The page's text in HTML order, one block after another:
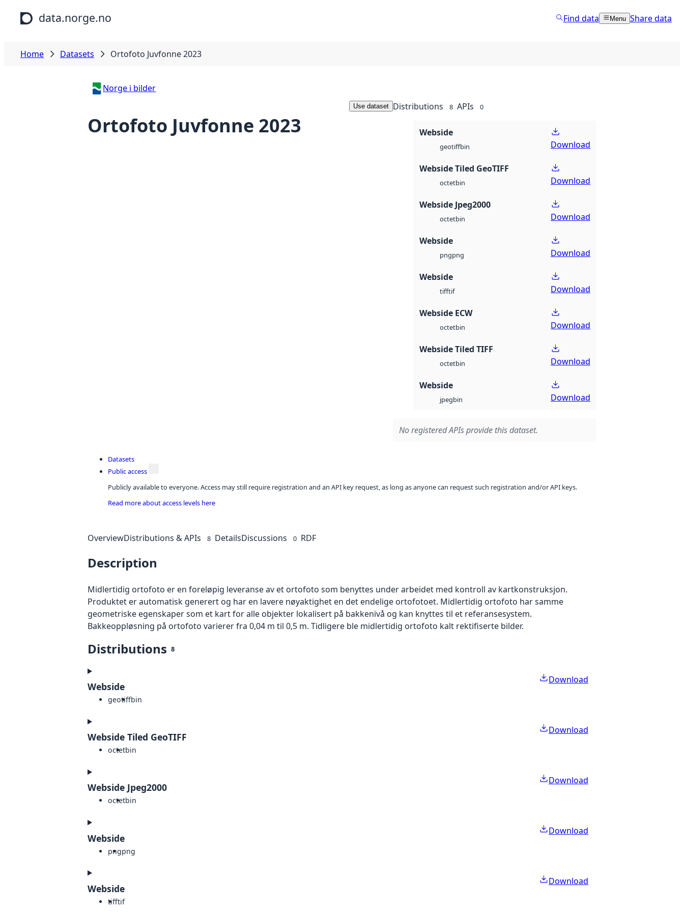
Skip to main content
data.norge.no Find data Menu Share data
Home Datasets Ortofoto Juvfonne 2023
Norge i bilder
Ortofoto Juvfonne 2023
Use dataset Distributions 8 APIs 0
Webside
geotiffbin Download
Webside Tiled GeoTIFF
octetbin Download
Webside Jpeg2000
octetbin Download
Webside
pngpng Download
Webside
tifftif Download
Webside ECW
octetbin Download
Webside Tiled TIFF
octetbin Download
Webside
jpegbin Download
No registered APIs provide this dataset.
Datasets
Public access
Publicly available to everyone. Access may still require registration and an API key request, as long as anyone can request such registration and/or API keys.
Read more about access levels here
OverviewDistributions & APIs 8 DetailsDiscussions 0 RDF
Description
Midlertidig ortofoto er en foreløpig leveranse av et ortofoto som benyttes under arbeidet med kontroll av kartkonstruksjon.
Produktet er automatisk generert og har en lavere nøyaktighet en det endelige ortofotoet. Midlertidig ortofoto har samme
geometriske egenskaper som et kart for alle objekter lokalisert på bakkenivå og kan knyttes til et referansesystem.
Bakkeoppløsning på ortofoto varierer fra 0,04 m til 0,5 m. Tidligere ble midlertidig ortofoto kalt rektifiserte bilder.
Distributions 8
Webside
geotiffbin
Download
Webside Tiled GeoTIFF
octetbin
Download
Webside Jpeg2000
octetbin
Download
Webside
pngpng
Download
Webside
tifftif
Download